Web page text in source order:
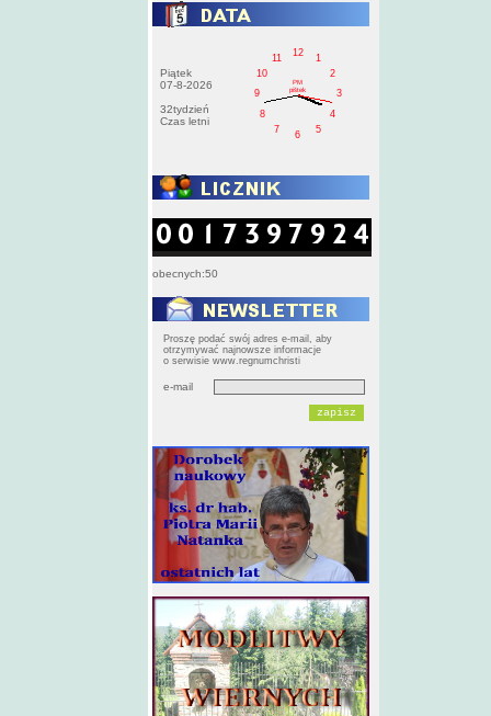
Piątek
07-8-2026
32tydzień
Czas letni
1
2
3
4
5
6
7
8
9
10
11
12
PM
pištek
obecnych:50
Proszę podać swój adres e-mail, aby
otrzymywać najnowsze informacje
o serwisie www.regnumchristi
e-mail